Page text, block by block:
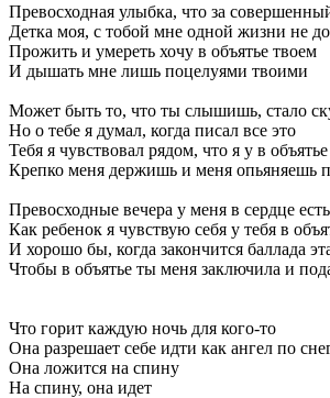
Превосходная улыбка, что за
Детка моя, с тобой мне одной жизни не
Прожить и умереть хочу в объятье твоем
И дышать мне лишь поцелуями твоими
Может быть то, что ты слышишь, стало
Но о тебе я думал, когда писал все это
Тебя я чувствовал рядом, что я у в
Крепко меня держишь и меня опьяняешь
Превосходные вечера у меня в сердце
Как ребенок я чувствую себя у тебя в
И хорошо бы, когда закончится баллада
Чтобы в объятье ты меня заключила и
Что горит каждую ночь для кого-то
Она разрешает себе идти как ангел по
Она ложится на спину
На спину, она идет